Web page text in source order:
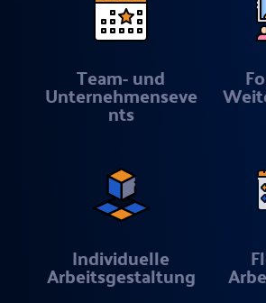
Team- und
Unternehmenseve
nts
Individuelle
Arbeitsgestaltung